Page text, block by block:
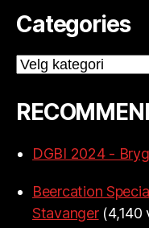
Categories
Categories
DGBI 2024 -
Beercation
Stavanger (4,140